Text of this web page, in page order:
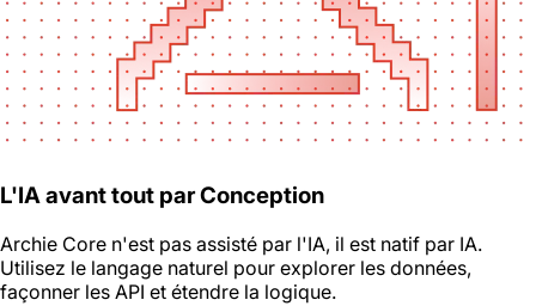
L'IA avant tout par Conception
Archie Core n'est pas assisté par l'IA, il est natif par IA.
Utilisez le langage naturel pour explorer les données,
façonner les API et étendre la logique.